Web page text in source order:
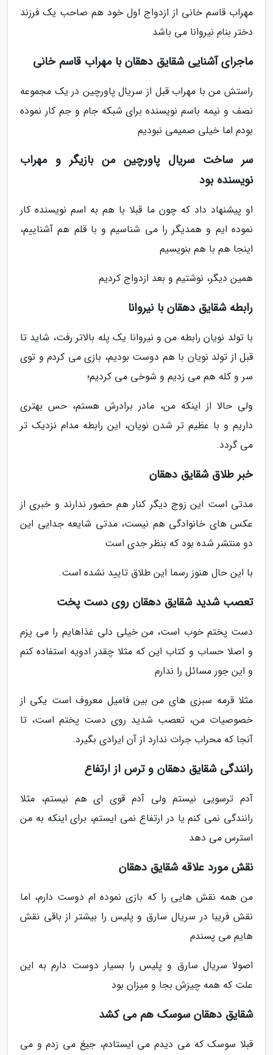
مهراب قاسم خانی از ازدواج اول خود هم صاحب یک فرزند
دختر بنام نیروانا می باشد
ماجرای آشنایی شقایق دهقان با مهراب قاسم خانی
راستش من با مهراب قبل از سریال پاورچین در یک مجموعه
نصف و نیمه باسم نویسنده برای شبکه جام و جم کار نموده
بودم اما خیلی صمیمی نبودیم
سر ساخت سریال پاورچین من بازیگر و مهراب
نویسنده بود
او پیشنهاد داد که چون ما قبلا با هم به اسم نویسنده کار
نموده ایم و همدیگر را می شناسیم و با قلم هم آشناییم،
اینجا هم با هم بنویسیم
همین دیگر، نوشتیم و بعد ازدواج کردیم
رابطه شقایق دهقان با نیروانا
با تولد نویان رابطه من و نیروانا یک پله بالاتر رفت، شاید تا
قبل از تولد نویان با هم دوست بودیم، بازی می کردم و توی
سر و کله هم می زدیم و شوخی می کردیم؛
ولی حالا از اینکه من، مادر برادرش هستم، حس بهتری
داریم و با عظیم تر شدن نویان، این رابطه مدام نزدیک تر
می گردد.
خبر طلاق شقایق دهقان
مدتی است این زوج دیگر کنار هم حضور ندارند و خبری از
عکس های خانوادگی هم نیست، مدتی شایعه جدایی این
دو منتشر شده بود که بنظر جدی است
با این حال هنوز رسما این طلاق تایید نشده است.
تعصب شدید شقایق دهقان روی دست پخت
دست پختم خوب است، من خیلی دلی غذاهایم را می پزم
و اصلا حساب و کتاب این که مثلا چقدر ادویه استفاده کنم
و این جور مسائل را ندارم
مثلا قرمه سبزی های من بین فامیل معروف است یکی از
خصوصیات من، تعصب شدید روی دست پختم است، تا
آنجا که محراب جرات ندارد از آن ایرادی بگیرد.
رانندگی شقایق دهقان و ترس از ارتفاع
آدم ترسویی نیستم ولی آدم قوی ای هم نیستم، مثلا
رانندگی نمی کنم یا در ارتفاع نمی ایستم، برای اینکه به من
استرس می دهد
نقش مورد علاقه شقایق دهقان
من همه نقش هایی را که بازی نموده ام دوست دارم، اما
نقش فریبا در سریال سارق و پلیس را بیشتر از باقی نقش
هایم می پسندم
اصولا سریال سارق و پلیس را بسیار دوست دارم به این
علت که همه چیزش بجا و میزان بود
شقایق دهقان سوسک هم می کشد
قبلا سوسک که می دیدم می ایستادم، جیغ می زدم و می